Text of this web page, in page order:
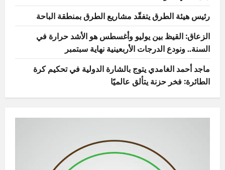
رئيس هيئة الطرق يتفقّد مشاريع الطرق بمنطقة الباحة
الزعاق: القيظ بين يوليو وأغسطس هو الأشد حرارة في
السنة.. ونودع الدرجات الأربعينية نهاية سبتمبر
ماجد أحمد الغامدي يتوج بالشارة الدولية في تحكيم كرة
الطائرة: فخر حزنة يتألق عالميًا